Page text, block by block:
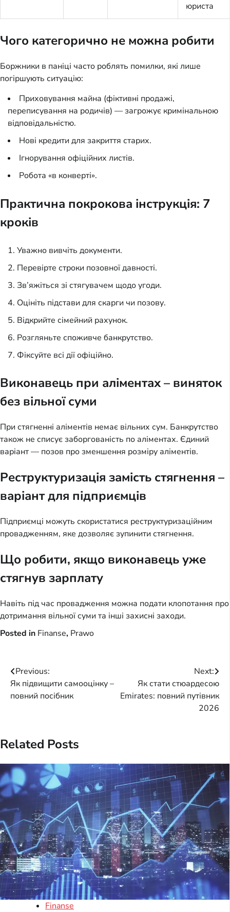
юриста
Чого категорично не можна робити
Боржники в паніці часто роблять помилки, які лише
погіршують ситуацію:
Приховування майна (фіктивні продажі,
переписування на родичів) — загрожує кримінальною
відповідальністю.
Нові кредити для закриття старих.
Ігнорування офіційних листів.
Робота «в конверті».
Практична покрокова інструкція: 7
кроків
Уважно вивчіть документи.
Перевірте строки позовної давності.
Зв’яжіться зі стягувачем щодо угоди.
Оцініть підстави для скарги чи позову.
Відкрийте сімейний рахунок.
Розгляньте споживче банкрутство.
Фіксуйте всі дії офіційно.
Виконавець при аліментах – виняток
без вільної суми
При стягненні аліментів немає вільних сум. Банкрутство
також не списує заборгованість по аліментах. Єдиний
варіант — позов про зменшення розміру аліментів.
Реструктуризація замість стягнення –
варіант для підприємців
Підприємці можуть скористатися реструктуризаційним
провадженням, яке дозволяє зупинити стягнення.
Що робити, якщо виконавець уже
стягнув зарплату
Навіть під час провадження можна подати клопотання про
дотримання вільної суми та інші захисні заходи.
Posted in Finanse, Prawo
Post
navigation
Previous:
Як підвищити самооцінку –
повний посібник
Next:
Як стати стюардесою
Emirates: повний путівник
2026
Related Posts
Finanse